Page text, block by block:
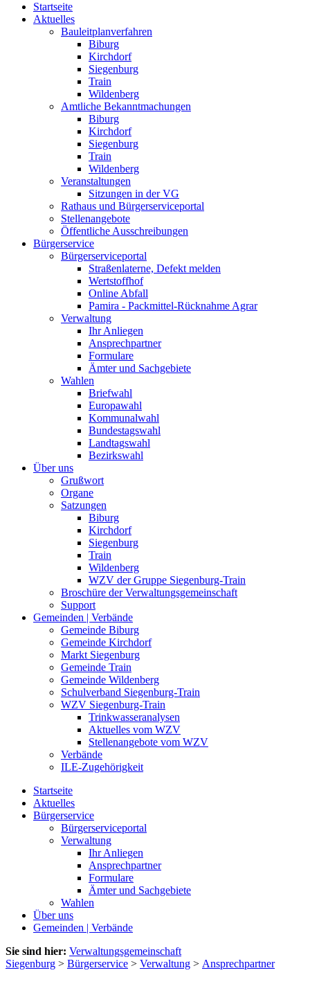
Startseite
Aktuelles
Bauleitplanverfahren
Biburg
Kirchdorf
Siegenburg
Train
Wildenberg
Amtliche Bekanntmachungen
Biburg
Kirchdorf
Siegenburg
Train
Wildenberg
Veranstaltungen
Sitzungen in der VG
Rathaus und Bürgerserviceportal
Stellenangebote
Öffentliche Ausschreibungen
Bürgerservice
Bürgerserviceportal
Straßenlaterne, Defekt melden
Wertstoffhof
Online Abfall
Pamira - Packmittel-Rücknahme Agrar
Verwaltung
Ihr Anliegen
Ansprechpartner
Formulare
Ämter und Sachgebiete
Wahlen
Briefwahl
Europawahl
Kommunalwahl
Bundestagswahl
Landtagswahl
Bezirkswahl
Über uns
Grußwort
Organe
Satzungen
Biburg
Kirchdorf
Siegenburg
Train
Wildenberg
WZV der Gruppe Siegenburg-Train
Broschüre der Verwaltungsgemeinschaft
Support
Gemeinden | Verbände
Gemeinde Biburg
Gemeinde Kirchdorf
Markt Siegenburg
Gemeinde Train
Gemeinde Wildenberg
Schulverband Siegenburg-Train
WZV Siegenburg-Train
Trinkwasseranalysen
Aktuelles vom WZV
Stellenangebote vom WZV
Verbände
ILE-Zugehörigkeit
Startseite
Aktuelles
Bürgerservice
Bürgerserviceportal
Verwaltung
Ihr Anliegen
Ansprechpartner
Formulare
Ämter und Sachgebiete
Wahlen
Über uns
Gemeinden | Verbände
Sie sind hier: Verwaltungsgemeinschaft
Siegenburg > Bürgerservice > Verwaltung > Ansprechpartner